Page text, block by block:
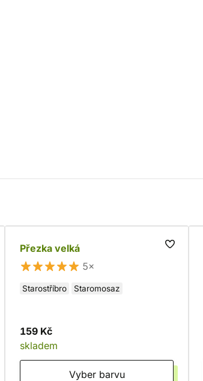
Přezka velká
5×
Starostříbro Staromosaz
159 Kč
skladem
Vyber barvu